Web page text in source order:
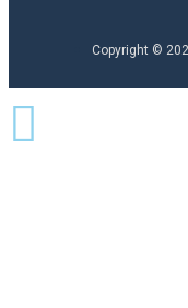
Copyright ©